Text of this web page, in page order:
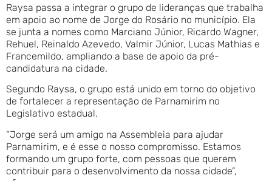
Raysa passa a integrar o grupo de lideranças que trabalha
em apoio ao nome de Jorge do Rosário no município. Ela
se junta a nomes como Marciano Júnior, Ricardo Wagner,
Rehuel, Reinaldo Azevedo, Valmir Júnior, Lucas Mathias e
Francemildo, ampliando a base de apoio da pré-
candidatura na cidade.
Segundo Raysa, o grupo está unido em torno do objetivo
de fortalecer a representação de Parnamirim no
Legislativo estadual.
“Jorge será um amigo na Assembleia para ajudar
Parnamirim, e é esse o nosso compromisso. Estamos
formando um grupo forte, com pessoas que querem
contribuir para o desenvolvimento da nossa cidade”,